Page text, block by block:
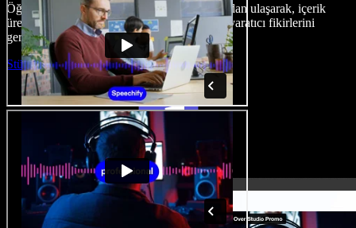
Öğrenme eğrisi olmadan ve her şeye tarayıcıdan ulaşarak, içerik
üreticileri geleneksel sınırları aşabilir ve tüm yaratıcı fikirlerini
gerçeğe dönüştürebilir.
Stüdyoyu Başlat